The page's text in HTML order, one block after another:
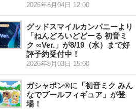
2026年8月04日 12:00
グッドスマイルカンパニーより
「ねんどろいどどーる 初音ミ
ク ∞Ver.」が8/19（水）まで好
評予約受付中！
2026年8月03日 15:00
ガシャポン®に「初音ミク みん
なでプールフィギュア」が登
場！